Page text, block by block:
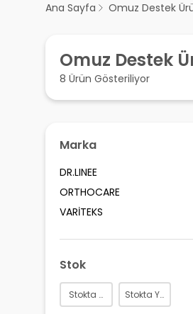
Ana Sayfa Omuz Destek
Omuz Destek
8 Ürün Gösteriliyor
Marka
DR.LINEE
ORTHOCARE
VARİTEKS
Stok
Stokta Var Stokta Yok